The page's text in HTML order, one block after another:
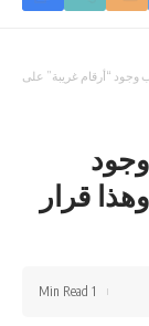
“أرقام غريبة” على
قرار
1 Min Read